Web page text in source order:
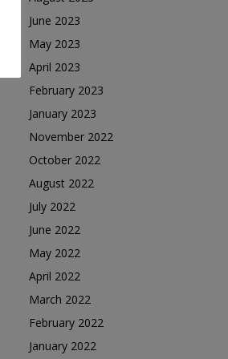
June 2023
May 2023
April 2023
February 2023
January 2023
November 2022
October 2022
August 2022
July 2022
June 2022
May 2022
April 2022
March 2022
February 2022
January 2022